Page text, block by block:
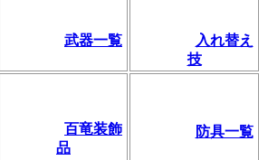
武器一覧
入れ替え
技
百竜装飾
品
防具一覧